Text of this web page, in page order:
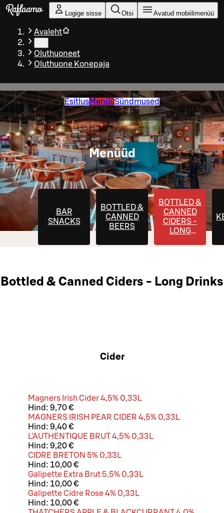
Liigu peamise sisu juurde
Logige sisse Otsi Avatud mobiilimenüü
Avaleht
Oluthuoneet
Oluthuone Konepaja
EsitlusMenüüSündmused
Menüüd
BAR
SNACKS
BOTTLED &
CANNED
BEERS
BOTTLED &
CANNED
CIDERS -
LONG
Bottled & Canned Ciders - Long Drinks
Cider
Magners Irish Cider 4,5% 0,33L
Hind: 9,70 €
MAGNERS IRISH PEAR CIDER 4,5% 0,33L
Hind: 9,40 €
L'AUTHENTIQUE BRUT 4,5% 0,33L
Hind: 9,20 €
CIDRE BRETON 5% 0,33L
Hind: 10,00 €
Galipette Extra Brut 5,5% 0,33L
Hind: 10,00 €
Galipette Cidre Rose 4% 0,33L
Hind: 10,00 €